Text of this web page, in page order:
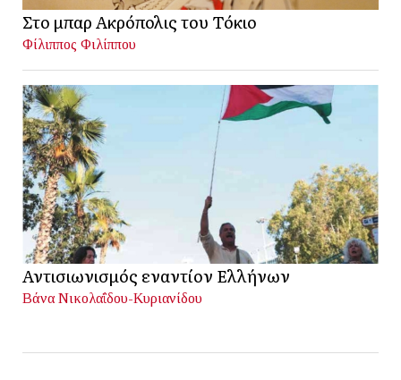
Στο μπαρ Ακρόπολις του Τόκιο
Φίλιππος Φιλίππου
Αντισιωνισμός εναντίον Ελλήνων
Βάνα Νικολαΐδου-Κυριανίδου